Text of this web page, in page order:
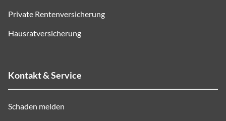
Private Rentenversicherung
Hausratversicherung
Kontakt & Service
Schaden melden